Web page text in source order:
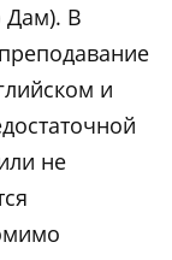
Дам). В
и
не